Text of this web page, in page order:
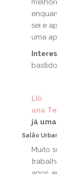
sei e
uma
Lili
ana
já
Salão
Muito